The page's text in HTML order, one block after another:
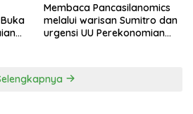
Membaca Pancasilanomics
melalui warisan Sumitro dan
urgensi UU Perekonomian